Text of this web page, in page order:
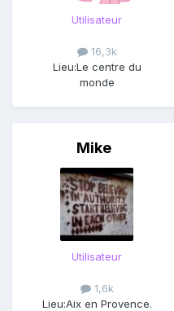
Utilisateur
16,3k
Lieu:Le centre du
monde
Mike
Utilisateur
1,6k
Lieu:Aix en Provence.